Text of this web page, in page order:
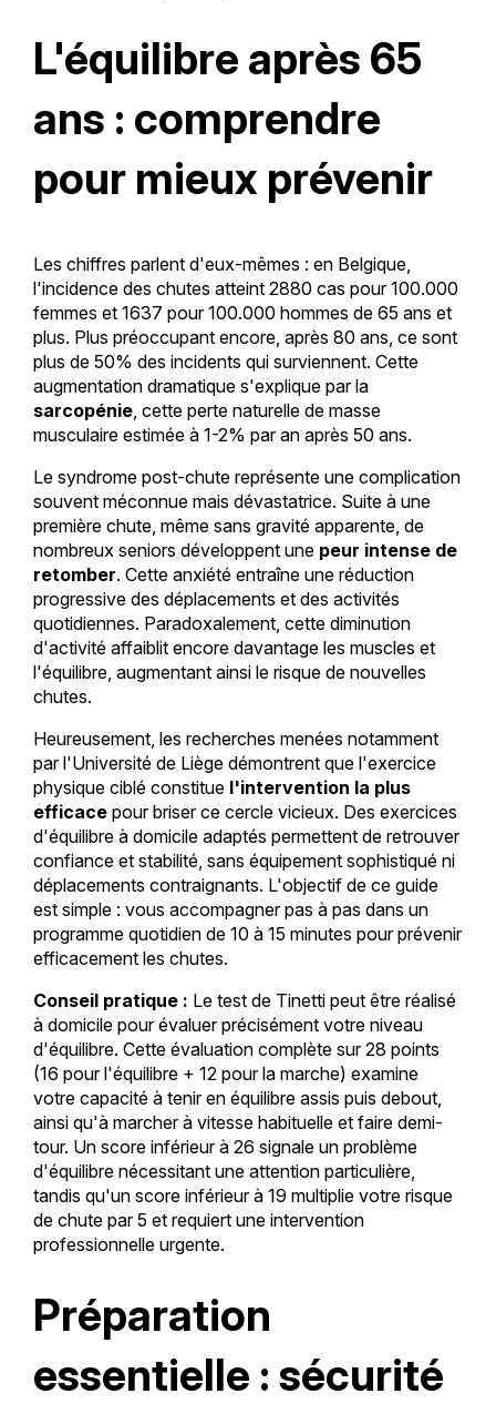
L'équilibre après 65
ans : comprendre
pour mieux prévenir
Les chiffres parlent d'eux-mêmes : en Belgique,
l'incidence des chutes atteint 2880 cas pour 100.000
femmes et 1637 pour 100.000 hommes de 65 ans et
plus. Plus préoccupant encore, après 80 ans, ce sont
plus de 50% des incidents qui surviennent. Cette
augmentation dramatique s'explique par la
sarcopénie, cette perte naturelle de masse
musculaire estimée à 1-2% par an après 50 ans.
Le syndrome post-chute représente une complication
souvent méconnue mais dévastatrice. Suite à une
première chute, même sans gravité apparente, de
nombreux seniors développent une peur intense de
retomber. Cette anxiété entraîne une réduction
progressive des déplacements et des activités
quotidiennes. Paradoxalement, cette diminution
d'activité affaiblit encore davantage les muscles et
l'équilibre, augmentant ainsi le risque de nouvelles
chutes.
Heureusement, les recherches menées notamment
par l'Université de Liège démontrent que l'exercice
physique ciblé constitue l'intervention la plus
efficacepour briser ce cercle vicieux. Des exercices
d'équilibre à domicile adaptés permettent de retrouver
confiance et stabilité, sans équipement sophistiqué ni
déplacements contraignants. L'objectif de ce guide
est simple : vous accompagner pas à pas dans un
programme quotidien de 10 à 15 minutes pour prévenir
efficacement les chutes.
Conseil pratique : Le test de Tinetti peut être réalisé
à domicile pour évaluer précisément votre niveau
d'équilibre. Cette évaluation complète sur 28 points
(16 pour l'équilibre + 12 pour la marche) examine
votre capacité à tenir en équilibre assis puis debout,
ainsi qu'à marcher à vitesse habituelle et faire demi-
tour. Un score inférieur à 26 signale un problème
d'équilibre nécessitant une attention particulière,
tandis qu'un score inférieur à 19 multiplie votre risque
de chute par 5 et requiert une intervention
professionnelle urgente.
Préparation
essentielle : sécurité